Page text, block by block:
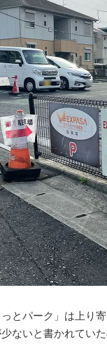
とパーク」は上り
ないと書かれてい